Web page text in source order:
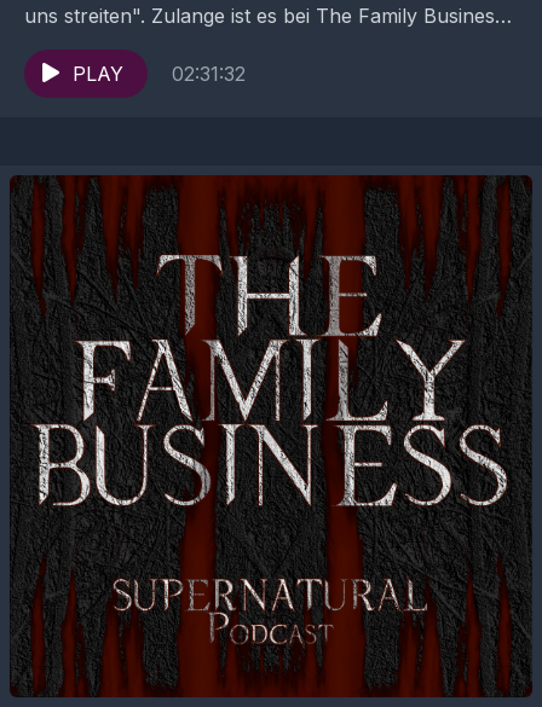
uns streiten". Zulange ist es bei The Family Business
schon versöhnlich gewesen! Ob es...
PLAY
02:31:32